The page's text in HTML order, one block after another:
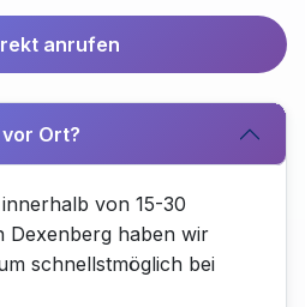
anrufen
Ort?
von 15-30
Dexenberg haben wir
schnellstmöglich bei